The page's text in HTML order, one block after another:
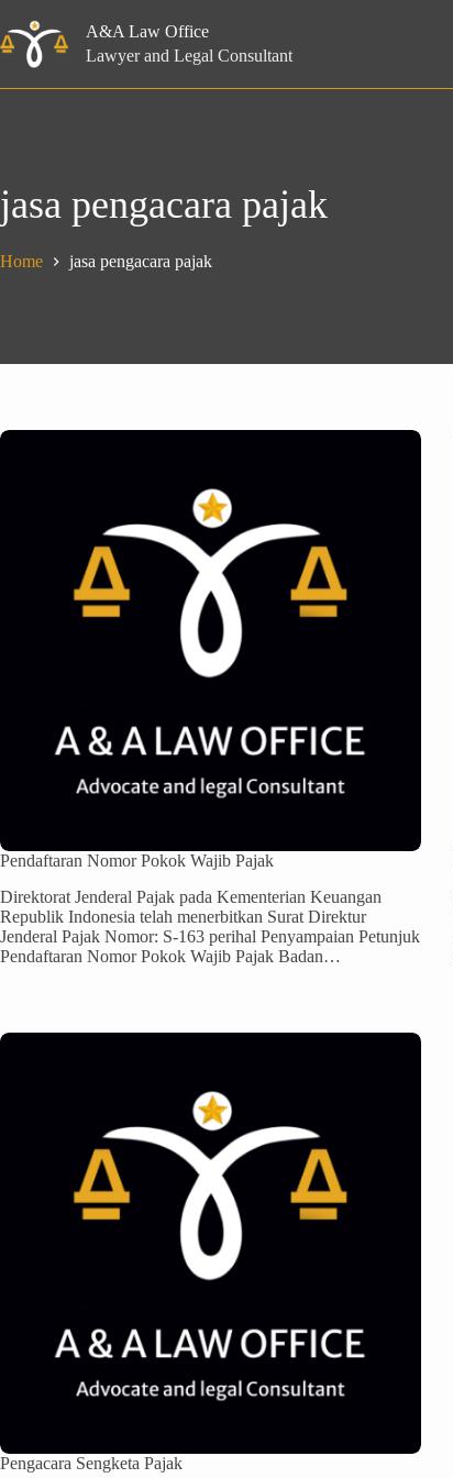
to
content
A&A Law Office
Lawyer and Legal Consultant
jasa pengacara pajak
Home jasa pengacara pajak
Pendaftaran Nomor Pokok Wajib Pajak
Direktorat Jenderal Pajak pada Kementerian Keuangan
Republik Indonesia telah menerbitkan Surat Direktur
Jenderal Pajak Nomor: S-163 perihal Penyampaian Petunjuk
Pendaftaran Nomor Pokok Wajib Pajak Badan…
Pengacara Sengketa Pajak